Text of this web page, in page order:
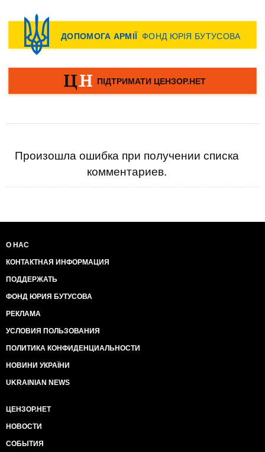
Произошла ошибка при получении списка
комментариев.
О НАС
КОНТАКТНАЯ ИНФОРМАЦИЯ
ПОДДЕРЖАТЬ
ФОНД ЮРИЯ БУТУСОВА
РЕКЛАМА
УСЛОВИЯ ПОЛЬЗОВАНИЯ
ПОЛИТИКА КОНФИДЕНЦИАЛЬНОСТИ
НОВИНИ УКРАЇНИ
UKRAINIAN NEWS
ЦЕНЗОР.НЕТ
НОВОСТИ
СОБЫТИЯ